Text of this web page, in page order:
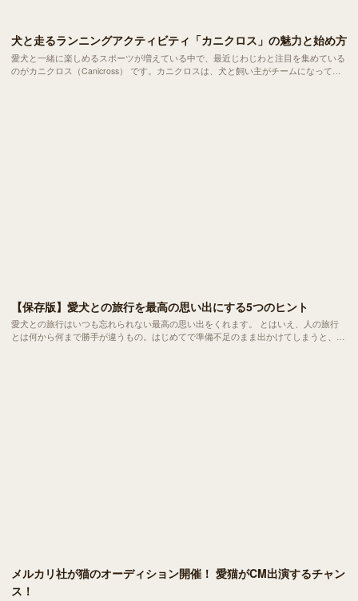
犬と走るランニングアクティビティ「カニクロス」の魅力と始め方
愛犬と一緒に楽しめるスポーツが増えている中で、最近じわじわと注目を集めている
のがカニクロス（Canicross） です。カニクロスは、犬と飼い主がチームになって一
【保存版】愛犬との旅行を最高の思い出にする5つのヒント
愛犬との旅行はいつも忘れられない最高の思い出をくれます。 とはいえ、人の旅行
とは何から何まで勝手が違うもの。はじめてで準備不足のまま出かけてしまうと、思
メルカリ社が猫のオーディション開催！ 愛猫がCM出演するチャン
ス！